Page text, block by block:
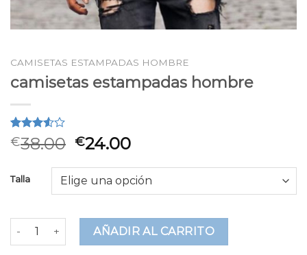
CAMISETAS ESTAMPADAS HOMBRE
camisetas estampadas hombre
Valorado
3.50
en
2
puntuaciones
€38.00 €24.00
Talla
camisetas estampadas hombre cantidad
AÑADIR AL CARRITO